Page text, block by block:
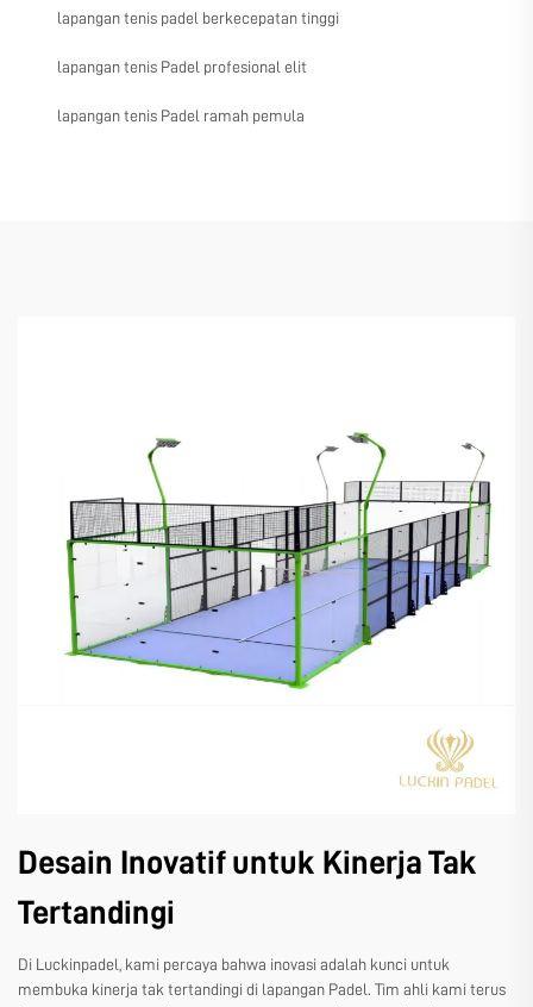
lapangan tenis padel berkecepatan tinggi
lapangan tenis Padel profesional elit
lapangan tenis Padel ramah pemula
Desain Inovatif untuk Kinerja Tak
Tertandingi
Di Luckinpadel, kami percaya bahwa inovasi adalah kunci untuk
membuka kinerja tak tertandingi di lapangan Padel. Tim ahli kami terus